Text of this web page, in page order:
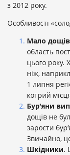
з 2012 року.
Особливості
Мало дощів
область
цього року.
ніж,
1 липня
котрий
Бур’яни
дощів не
зарости
Звичайно,
Шкідники.